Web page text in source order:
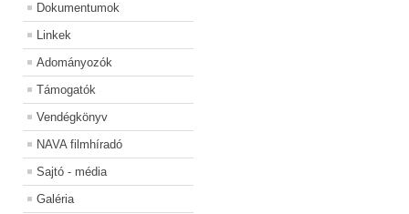
Dokumentumok
Linkek
Adományozók
Támogatók
Vendégkönyv
NAVA filmhíradó
Sajtó - média
Galéria